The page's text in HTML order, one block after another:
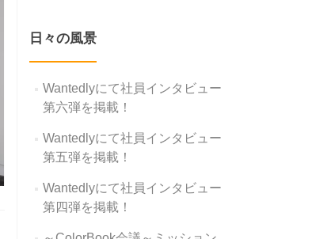
日々の風景
Wantedlyにて社員インタビュー
第六弾を掲載！
Wantedlyにて社員インタビュー
第五弾を掲載！
Wantedlyにて社員インタビュー
第四弾を掲載！